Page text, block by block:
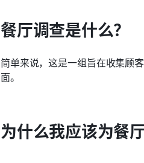
餐厅调查是什么？
简单来说，这是一组旨在收集顾
面。
为什么我应该为餐